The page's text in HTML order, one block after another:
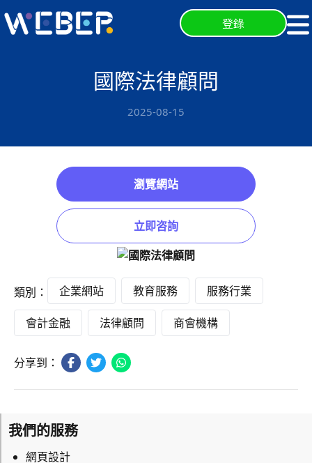
登錄
國際法律顧問
2025-08-15
瀏覽網站
立即咨詢
類別： 企業網站 教育服務 服務行業
會計金融 法律顧問 商會機構
分享到：
我們的服務
網頁設計